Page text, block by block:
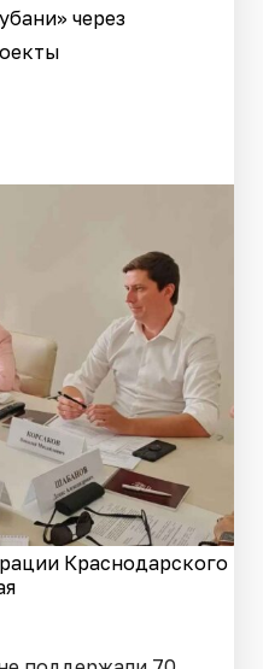
через
Краснодарского